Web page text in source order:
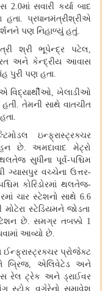
2.0માં સવારી કર્યા બાદ
પ્રધાનમંત્રીશ્રીએ
પણ નિહાળ્યું હતું.
શ્રી ભૂપેન્દ્ર પટેલ,
અને કેન્દ્રીય આવાસ
પુરી પણ હતા.
વિદ્યાર્થીઓ,ખેલાડીઓ
તેમની સાથે વાતચીત
ઇન્ફ્રાસ્ટ્રક્ચર
છે. અમદાવાદ મેટ્રો
સુધીના પૂર્વ-પશ્ચિમ
ગ્યાસપુર વચ્ચેના ઉત્તર-
કોરિડોરમાં થલતેજ-
ચાર સ્ટેશનો સાથે6.6
સ્ટેડિયમને જોડતા
છે. સમગ્ર તબક્કો 1
આવ્યો છે.
પ્રોજેક્ટ
બ્રિજ, એલિવેટેડ અને
રેલ ટ્રેક અને ડ્રાઈવર
સ્ટોક વગેરેનો સમાવેશ